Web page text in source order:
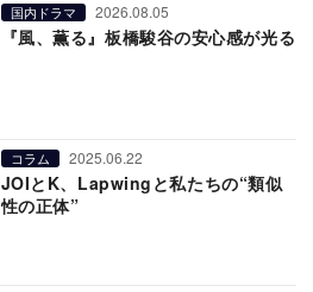
国内ドラマ 2026.08.05
『風、薫る』板橋駿谷の安心感が光る
コラム 2025.06.22
JOIとK、Lapwingと私たちの“類似
性の正体”